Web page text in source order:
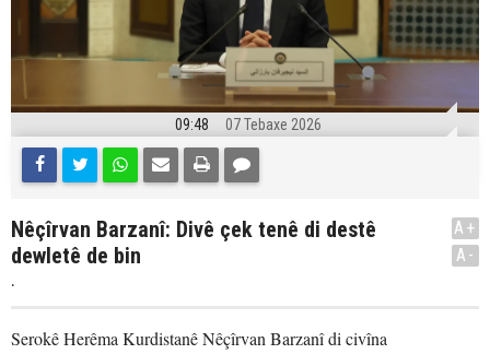
09:48 07 Tebaxe 2026
Nêçîrvan Barzanî: Divê çek tenê di destê
dewletê de bin
.
A+
A-
Serokê Herêma Kurdistanê Nêçîrvan Barzanî di civîna